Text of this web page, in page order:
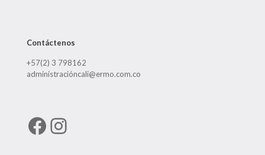
Contáctenos
+57(2) 3 798162
administracióncali@ermo.com.co
Facebook
Instagram